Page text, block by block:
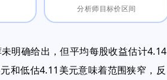
分析师目标价区间
明确给出，但平均每股收益估计4.14
和低估4.11美元意味着范围狭窄，反